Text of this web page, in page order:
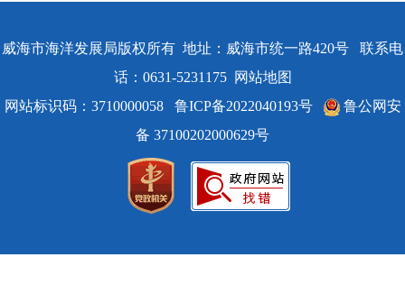
威海市海洋发展局版权所有 地址：威海市统一路420号 联系电
话：0631-5231175 网站地图
网站标识码：3710000058 鲁ICP备2022040193号
鲁公网安
备 37100202000629号